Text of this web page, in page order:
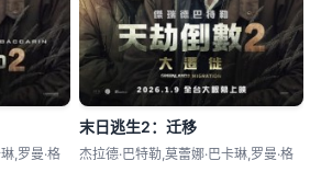
,罗曼·格
末日逃生2：迁移
杰拉德·巴特勒,莫蕾娜·巴卡琳,罗曼·格